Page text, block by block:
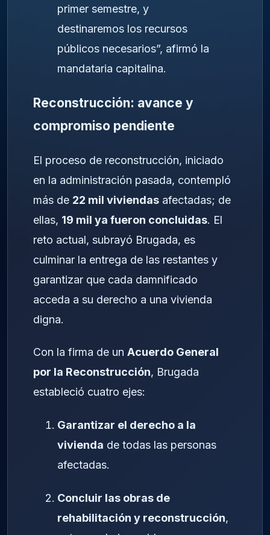
primer semestre, y
destinaremos los recursos
públicos necesarios”, afirmó la
mandataria capitalina.
Reconstrucción: avance y
compromiso pendiente
El proceso de reconstrucción, iniciado
en la administración pasada, contempló
más de 22 mil viviendas afectadas; de
ellas, 19 mil ya fueron concluidas. El
reto actual, subrayó Brugada, es
culminar la entrega de las restantes y
garantizar que cada damnificado
acceda a su derecho a una vivienda
digna.
Con la firma de un Acuerdo General
por la Reconstrucción, Brugada
estableció cuatro ejes:
Garantizar el derecho a la
vivienda de todas las personas
afectadas.
Concluir las obras de
rehabilitación y reconstrucción,